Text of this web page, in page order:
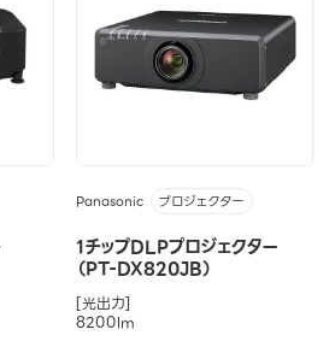
Panasonic プロジェクター
1チップDLPプロジェクター
（PT-DX820JB）
[光出力]
8200lm